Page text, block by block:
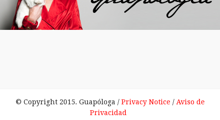
© Copyright 2015. Guapóloga / Privacy Notice / Aviso de
Privacidad